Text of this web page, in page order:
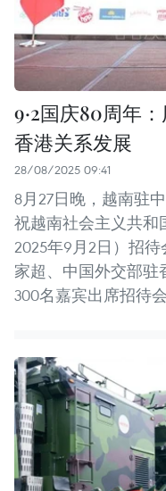
9·2国庆80周年
香港关系发展
28/08/2025 09:41
8月27日晚，越南驻
祝越南社会主义共和
2025年9月2日）招
家超、中国外交部驻
300名嘉宾出席招待会